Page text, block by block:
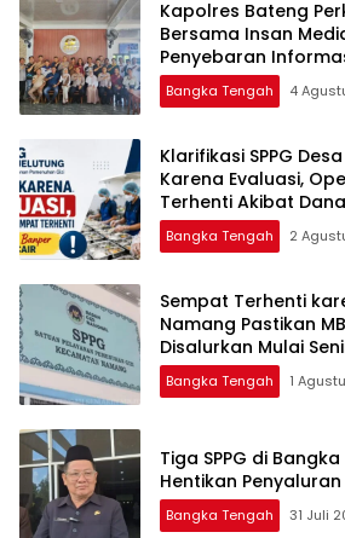
‎Kapolres Bateng
Bersama Insan
Penyebaran
Layanan Polri 110
Bangka Tengah 4
‎Klarifikasi SPPG
Karena Evaluasi,
Terhenti Akibat
Bangka Tengah 2
‎Sempat Terhenti
Namang Pastikan
Disalurkan Mulai
Bangka Tengah 1
‎Tiga SPPG di
Bangka Tengah 31 Juli